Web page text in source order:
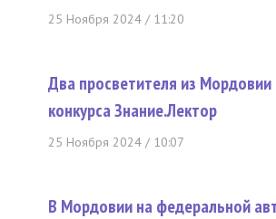
25 Ноября 2024 / 11:20
Два просветителя из
конкурса Знание.Лектор
25 Ноября 2024 / 10:07
В Мордовии на федеральной